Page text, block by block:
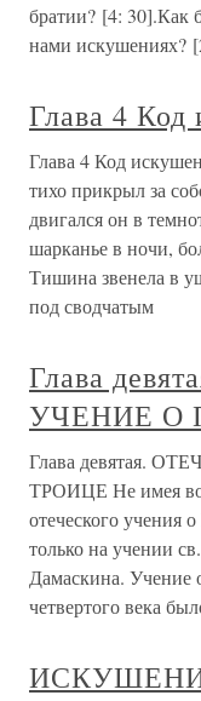
братии? [4: 30].Как
нами искушениях?
Глава 4 Код
Глава 4 Код
тихо прикрыл за
двигался он в
шарканье в ночи,
Тишина звенела в
под сводчатым
Глава
УЧЕНИЕ О
Глава девятая.
ТРОИЦЕ Не имея
отеческого учения
только на учении
Дамаскина. Учение
четвертого века